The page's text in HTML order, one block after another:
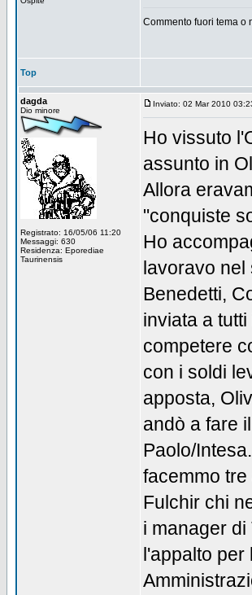
Commento fuori tema o
Top
dagda
Dio minore
Registrato: 16/05/06 11:20
Messaggi: 630
Residenza: Eporediae
Taurinensis
Inviato: 02 Mar 2010
Ho vissuto
assunto in
Allora
"conquiste
Ho
lavoravo nel
Benedetti,
inviata a
competere
con i soldi
apposta,
andò a fare
Paolo/
facemmo
Fulchir chi
i manager
l'appalto per